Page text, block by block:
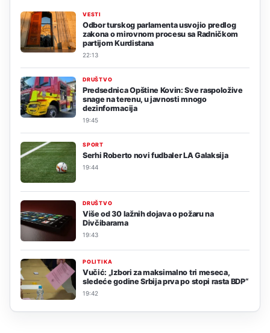
VESTI
Odbor turskog parlamenta usvojio predlog
zakona o mirovnom procesu sa Radničkom
partijom Kurdistana
22:13
DRUŠTVO
Predsednica Opštine Kovin: Sve raspoložive
snage na terenu, u javnosti mnogo
dezinformacija
19:45
SPORT
Serhi Roberto novi fudbaler LA Galaksija
19:44
DRUŠTVO
Više od 30 lažnih dojava o požaru na
Divčibarama
19:43
POLITIKA
Vučić: „Izbori za maksimalno tri meseca,
sledeće godine Srbija prva po stopi rasta BDP“
19:42